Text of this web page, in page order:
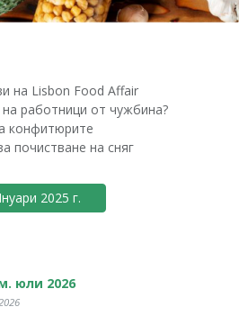
на Lisbon Food Affair
работници от чужбина?
конфитюрите
почистване на сняг
2025 г.
юли 2026